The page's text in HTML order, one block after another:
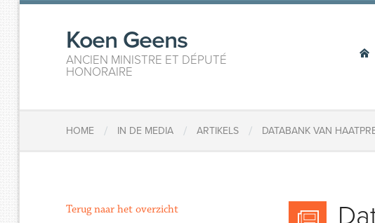
Koen Geens
ANCIEN MINISTRE ET DÉPUTÉ
HONORAIRE
HOME / IN DE MEDIA / ARTIKELS / DATABANK VAN
Terug naar het overzicht